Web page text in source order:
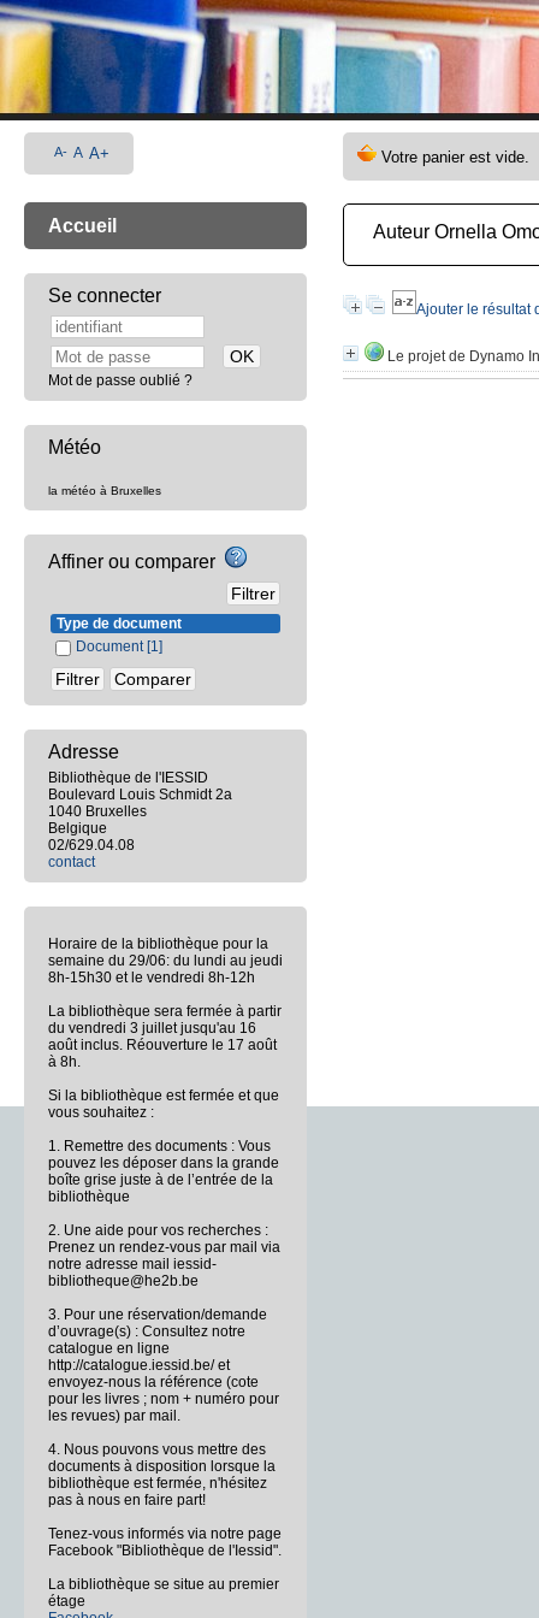
Auteur Ornella
Ajouter le résultat
Le projet de Dynamo
A- A A+
Accueil
Se connecter
Mot de passe oublié ?
Météo
la météo à Bruxelles
Affiner ou comparer
Type de document
Document [1]
Adresse
Bibliothèque de l'IESSID
Boulevard Louis Schmidt 2a
1040 Bruxelles
Belgique
02/629.04.08
contact
Horaire de la bibliothèque pour la
semaine du 29/06: du lundi au jeudi
8h-15h30 et le vendredi 8h-12h
La bibliothèque sera fermée à partir
du vendredi 3 juillet jusqu'au 16
août inclus. Réouverture le 17 août
à 8h.
Si la bibliothèque est fermée et que
vous souhaitez :
1. Remettre des documents : Vous
pouvez les déposer dans la grande
boîte grise juste à de l’entrée de la
bibliothèque
2. Une aide pour vos recherches :
Prenez un rendez-vous par mail via
notre adresse mail iessid-
bibliotheque@he2b.be
3. Pour une réservation/demande
d’ouvrage(s) : Consultez notre
catalogue en ligne
http://catalogue.iessid.be/ et
envoyez-nous la référence (cote
pour les livres ; nom + numéro pour
les revues) par mail.
4. Nous pouvons vous mettre des
documents à disposition lorsque la
bibliothèque est fermée, n'hésitez
pas à nous en faire part!
Tenez-vous informés via notre page
Facebook "Bibliothèque de l'Iessid".
La bibliothèque se situe au premier
étage